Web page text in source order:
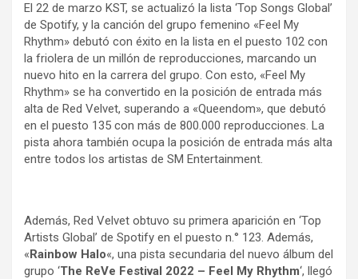
El 22 de marzo KST, se actualizó la lista ‘Top Songs Global’
de Spotify, y la canción del grupo femenino «Feel My
Rhythm» debutó con éxito en la lista en el puesto 102 con
la friolera de un millón de reproducciones, marcando un
nuevo hito en la carrera del grupo. Con esto, «Feel My
Rhythm» se ha convertido en la posición de entrada más
alta de Red Velvet, superando a «Queendom», que debutó
en el puesto 135 con más de 800.000 reproducciones. La
pista ahora también ocupa la posición de entrada más alta
entre todos los artistas de SM Entertainment.
Además, Red Velvet obtuvo su primera aparición en ‘Top
Artists Global’ de Spotify en el puesto n.° 123. Además,
«Rainbow Halo«, una pista secundaria del nuevo álbum del
grupo ‘The ReVe Festival 2022 – Feel My Rhythm‘, llegó